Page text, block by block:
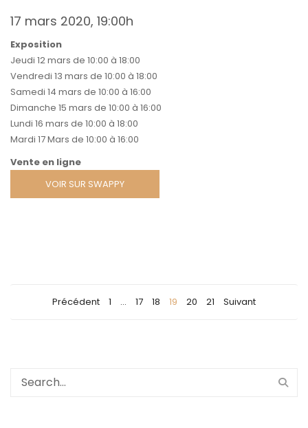
17 mars 2020, 19:00h
Exposition
Jeudi 12 mars de 10:00 à 18:00
Vendredi 13 mars de 10:00 à 18:00
Samedi 14 mars de 10:00 à 16:00
Dimanche 15 mars de 10:00 à 16:00
Lundi 16 mars de 10:00 à 18:00
Mardi 17 Mars de 10:00 à 16:00
Vente en ligne
VOIR SUR SWAPPY
Précédent 1 … 17 18 19 20 21 Suivant